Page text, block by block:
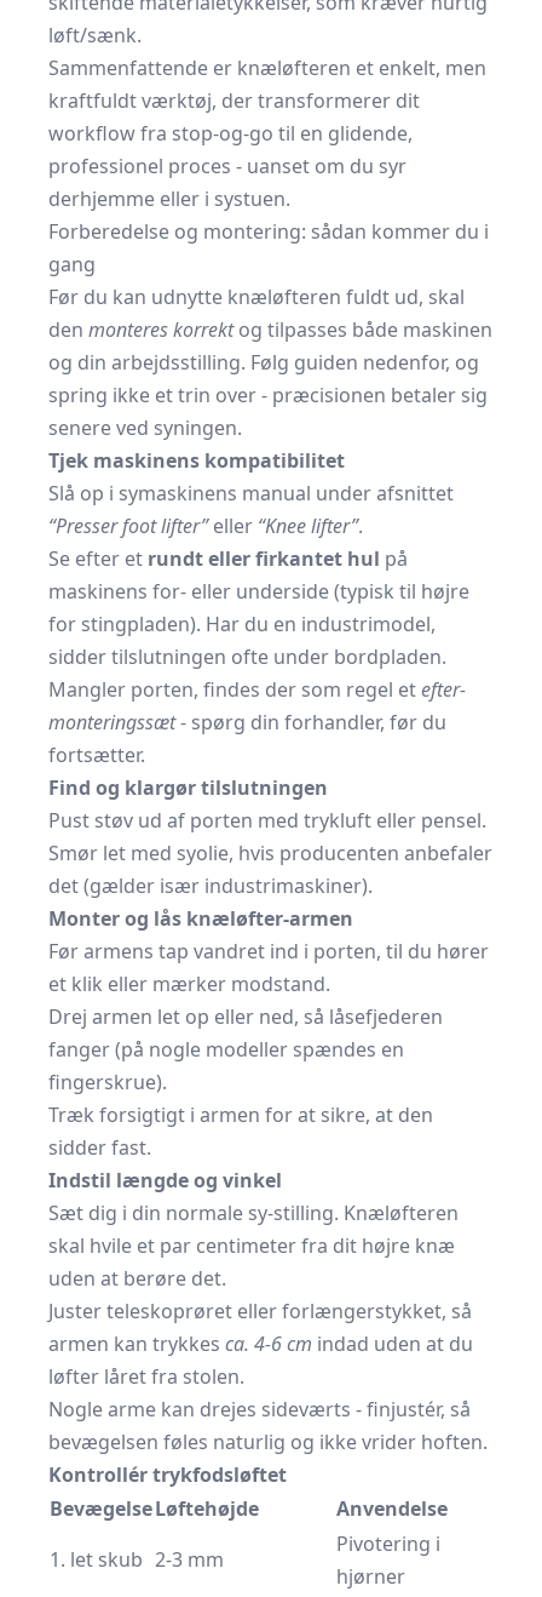
løft/sænk.
Sammenfattende er knæløfteren et enkelt, men
kraftfuldt værktøj, der transformerer dit
workflow fra stop-og-go til en glidende,
professionel proces - uanset om du syr
derhjemme eller i systuen.
Forberedelse og montering: sådan kommer du i
gang
Før du kan udnytte knæløfteren fuldt ud, skal
den monteres korrektog tilpasses både maskinen
og din arbejdsstilling. Følg guiden nedenfor, og
spring ikke et trin over - præcisionen betaler sig
senere ved syningen.
Tjek maskinens kompatibilitet
Slå op i symaskinens manual under afsnittet
“Presser foot lifter”eller “Knee lifter”.
Se efter et rundt eller firkantet hul på
maskinens for- eller underside (typisk til højre
for stingpladen). Har du en industrimodel,
sidder tilslutningen ofte under bordpladen.
Mangler porten, findes der som regel etefter-
monteringssæt- spørg din forhandler, før du
fortsætter.
Find og klargør tilslutningen
Pust støv ud af porten med trykluft eller pensel.
Smør let med syolie, hvis producenten anbefaler
det (gælder især industrimaskiner).
Monter og lås knæløfter-armen
Før armens tap vandret ind i porten, til du hører
et klik eller mærker modstand.
Drej armen let op eller ned, så låsefjederen
fanger (på nogle modeller spændes en
fingerskrue).
Træk forsigtigt i armen for at sikre, at den
sidder fast.
Indstil længde og vinkel
Sæt dig i din normale sy-stilling. Knæløfteren
skal hvile et par centimeter fra dit højre knæ
uden at berøre det.
Juster teleskoprøret eller forlængerstykket, så
armen kan trykkes ca. 4-6 cm indad uden at du
løfter låret fra stolen.
Nogle arme kan drejes sideværts - finjustér, så
bevægelsen føles naturlig og ikke vrider hoften.
Kontrollér trykfodsløftet
BevægelseLøftehøjde
Anvendelse
1. let skub 2-3 mm
Pivotering i
hjørner